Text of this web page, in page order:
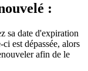
:
sa date d'expiration
est dépassée, alors
afin de le